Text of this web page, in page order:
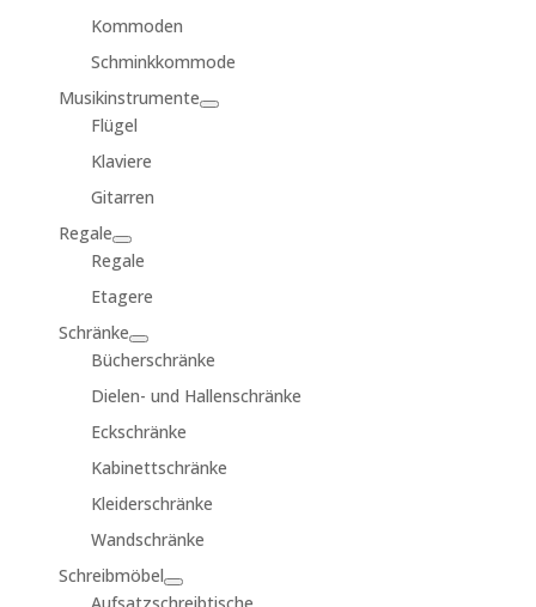
Kommoden
Schminkkommode
Musikinstrumente
Flügel
Klaviere
Gitarren
Regale
Regale
Etagere
Schränke
Bücherschränke
Dielen- und Hallenschränke
Eckschränke
Kabinettschränke
Kleiderschränke
Wandschränke
Schreibmöbel
Aufsatzschreibtische